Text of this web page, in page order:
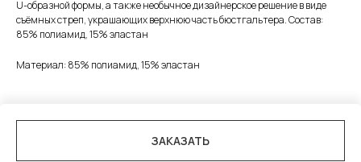
ЗАКАЗАТЬ
U-образной формы, а также необычное дизайнерское решение в виде
съёмных стреп, украшающих верхнюю часть бюстгальтера. Состав:
85% полиамид, 15% эластан
Материал: 85% полиамид, 15% эластан
Made on Tilda